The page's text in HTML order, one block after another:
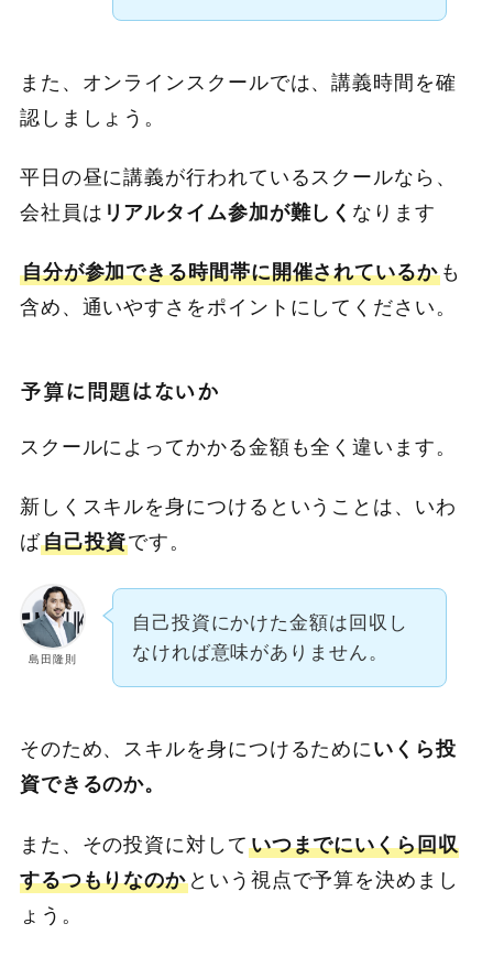
また、オンラインスクールでは、講義時間を確
認しましょう。
平日の昼に講義が行われているスクールなら、
会社員は リアルタイム参加が難しく なります
自分が参加できる時間帯に開催されているかも
含め、通いやすさをポイントにしてください。
予算に問題はないか
スクールによってかかる金額も全く違います。
新しくスキルを身につけるということは、いわ
ば自己投資です。
島田隆則
自己投資にかけた金額は回収し
なければ意味がありません。
そのため、スキルを身につけるためにいくら投
資できるのか。
また、その投資に対して いつまでにいくら回収
するつもりなのか という視点で予算を決めまし
ょう。